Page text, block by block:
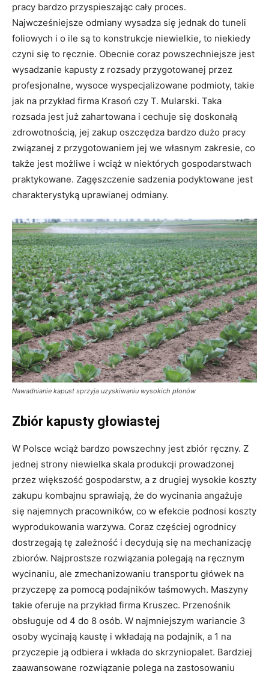
pracy bardzo przyspieszając cały proces.
Najwcześniejsze odmiany wysadza się jednak do tuneli
foliowych i o ile są to konstrukcje niewielkie, to niekiedy
czyni się to ręcznie. Obecnie coraz powszechniejsze jest
wysadzanie kapusty z rozsady przygotowanej przez
profesjonalne, wysoce wyspecjalizowane podmioty, takie
jak na przykład firma Krasoń czy T. Mularski. Taka
rozsada jest już zahartowana i cechuje się doskonałą
zdrowotnością, jej zakup oszczędza bardzo dużo pracy
związanej z przygotowaniem jej we własnym zakresie, co
także jest możliwe i wciąż w niektórych gospodarstwach
praktykowane. Zagęszczenie sadzenia podyktowane jest
charakterystyką uprawianej odmiany.
Nawadnianie kapust sprzyja uzyskiwaniu wysokich plonów
Zbiór kapusty głowiastej
W Polsce wciąż bardzo powszechny jest zbiór ręczny. Z
jednej strony niewielka skala produkcji prowadzonej
przez większość gospodarstw, a z drugiej wysokie koszty
zakupu kombajnu sprawiają, że do wycinania angażuje
się najemnych pracowników, co w efekcie podnosi koszty
wyprodukowania warzywa. Coraz częściej ogrodnicy
dostrzegają tę zależność i decydują się na mechanizację
zbiorów. Najprostsze rozwiązania polegają na ręcznym
wycinaniu, ale zmechanizowaniu transportu główek na
przyczepę za pomocą podajników taśmowych. Maszyny
takie oferuje na przykład firma Kruszec. Przenośnik
obsługuje od 4 do 8 osób. W najmniejszym wariancie 3
osoby wycinają kaustę i wkładają na podajnik, a 1 na
przyczepie ją odbiera i wkłada do skrzyniopalet. Bardziej
zaawansowane rozwiązanie polega na zastosowaniu